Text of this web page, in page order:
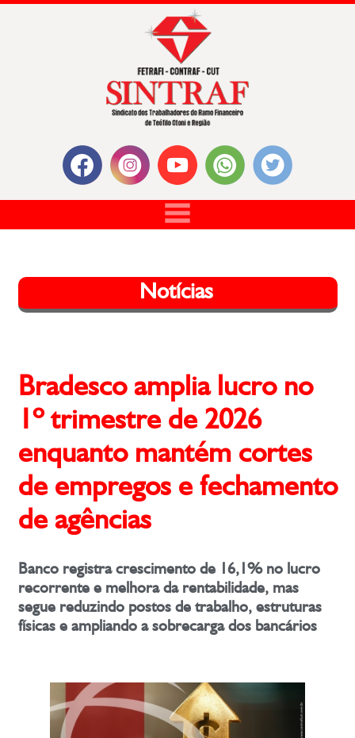
Notícias
Bradesco amplia lucro no
1º trimestre de 2026
enquanto mantém cortes
de empregos e fechamento
de agências
Banco registra crescimento de 16,1% no lucro
recorrente e melhora da rentabilidade, mas
segue reduzindo postos de trabalho, estruturas
físicas e ampliando a sobrecarga dos bancários